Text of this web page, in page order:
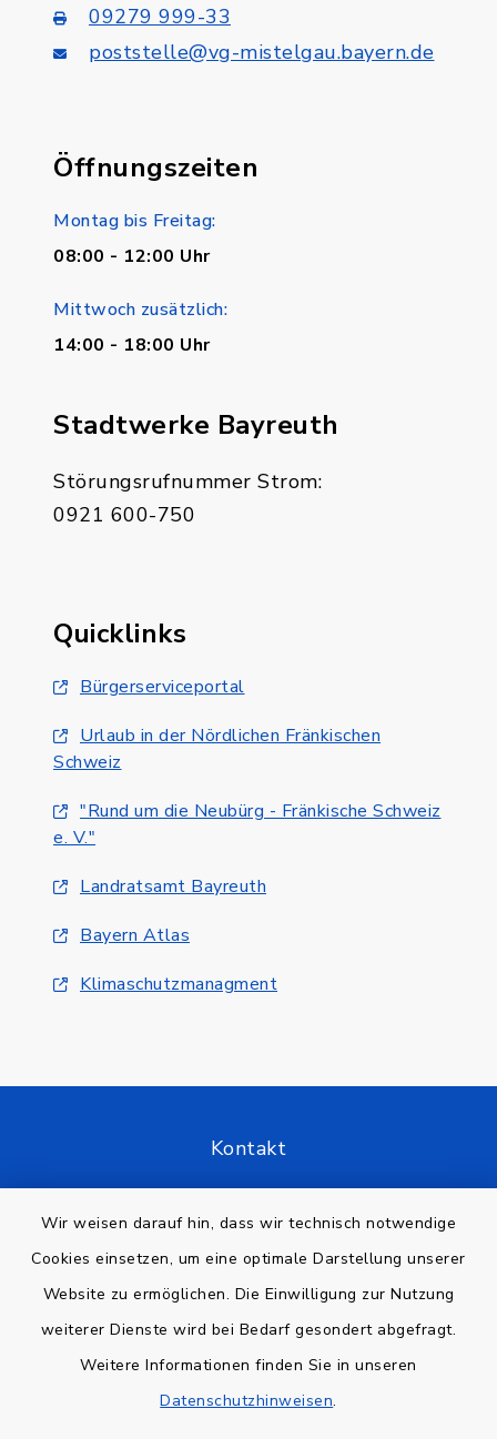
Wir weisen darauf hin, dass wir technisch notwendige
Cookies einsetzen, um eine optimale Darstellung unserer
Website zu ermöglichen. Die Einwilligung zur Nutzung
weiterer Dienste wird bei Bedarf gesondert abgefragt.
Weitere Informationen finden Sie in unseren
Datenschutzhinweisen.
09279 999-33
poststelle@vg-mistelgau.bayern.de
Öffnungszeiten
Montag bis Freitag:
08:00 - 12:00 Uhr
Mittwoch zusätzlich:
14:00 - 18:00 Uhr
Stadtwerke Bayreuth
Störungsrufnummer Strom:
0921 600-750
Quicklinks
Bürgerserviceportal
Urlaub in der Nördlichen Fränkischen
Schweiz
"Rund um die Neubürg - Fränkische Schweiz
e. V."
Landratsamt Bayreuth
Bayern Atlas
Klimaschutzmanagment
Kontakt
Datenschutz
Impressum
Sitemap